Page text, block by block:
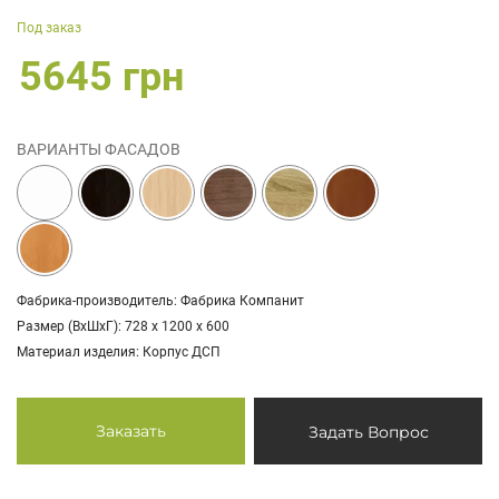
Под заказ
5645 грн
ВАРИАНТЫ ФАСАДОВ
Фабрика-производитель: Фабрика Компанит
Размер (ВхШхГ): 728 х 1200 х 600
Материал изделия: Корпус ДСП
Заказать Задать Вопрос